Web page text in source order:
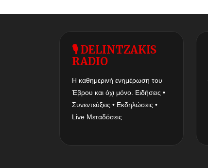
🎙 DELINTZAKIS
RADIO
Η καθημερινή ενημέρωση του
Έβρου και όχι μόνο. Ειδήσεις •
Συνεντεύξεις • Εκδηλώσεις •
Live Μεταδόσεις